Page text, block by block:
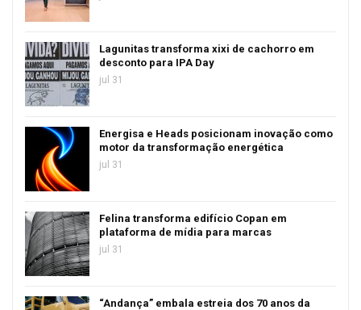
Lagunitas transforma xixi de cachorro em
desconto para IPA Day
jul 31
Energisa e Heads posicionam inovação como
motor da transformação energética
jul 31
Felina transforma edifício Copan em
plataforma de mídia para marcas
jul 31
“Andança” embala estreia dos 70 anos da